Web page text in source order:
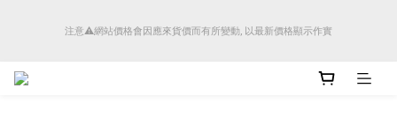
注意⚠️網站價格會因應來貨價而有所變動, 以最新價格顯示作實
順豐香港將於4月14日起減少SMS短訊發送, 所有快件自取訊息通知將全部改為透過官